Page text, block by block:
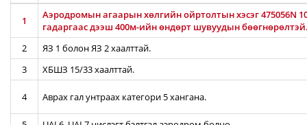
1
Аэродромын агаарын хөлгийн ойртолтын хэсэг 475056N
гадаргаас дээш 400м-ийн өндөрт шувуудын
2
ЯЗ 1 болон ЯЗ 2 хаалттай.
3
ХБШЗ 15/33 хаалттай.
4 Аврах гал унтраах категори 5 хангана.